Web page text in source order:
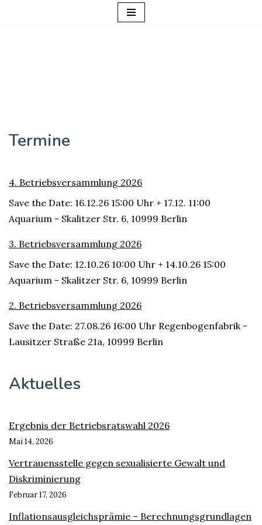
Termine
4. Betriebsversammlung 2026
Save the Date: 16.12.26 15:00 Uhr + 17.12. 11:00
Aquarium - Skalitzer Str. 6, 10999 Berlin
3. Betriebsversammlung 2026
Save the Date: 12.10.26 10:00 Uhr + 14.10.26 15:00
Aquarium - Skalitzer Str. 6, 10999 Berlin
2. Betriebsversammlung 2026
Save the Date: 27.08.26 16:00 Uhr Regenbogenfabrik -
Lausitzer Straße 21a, 10999 Berlin
Aktuelles
Ergebnis der Betriebsratswahl 2026
Mai 14, 2026
Vertrauensstelle gegen sexualisierte Gewalt und
Diskriminierung
Februar 17, 2026
Inflationsausgleichsprämie – Berechnungsgrundlagen